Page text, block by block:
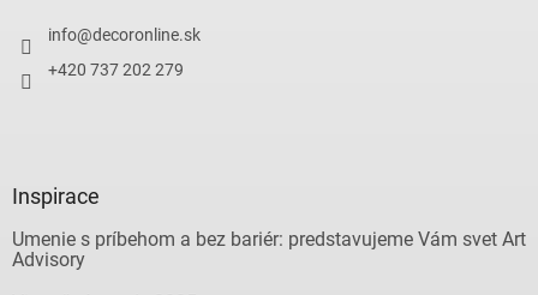
info@decoronline.sk
+420 737 202 279
Inspirace
Umenie s príbehom a bez bariér: predstavujeme Vám svet Art
Advisory